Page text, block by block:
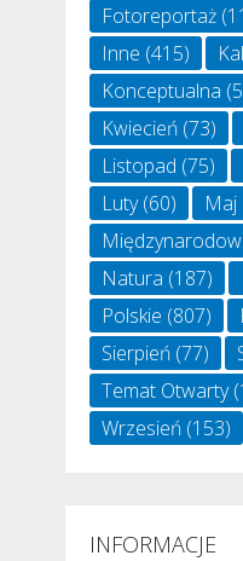
Fotoreportaż
Inne (415)
Konceptualna
Kwiecień(73)
Listopad (75)
Luty(60) Maj
Natura (187)
Polskie (807)
Sierpień(77)
Temat Otwarty
Wrzesień(153)
INFORMACJE